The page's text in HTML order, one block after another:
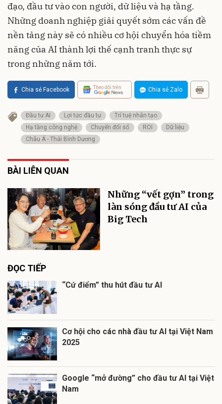
đạo, đầu tư vào con người, dữ liệu và hạ tầng.
Những doanh nghiệp giải quyết sớm các vấn đề
nền tảng này sẽ có nhiều cơ hội chuyển hóa tiềm
năng của AI thành lợi thế cạnh tranh thực sự
trong những năm tới.
Chia sẻ Facebook Theo dõi trên Chia sẻ Zalo
Đầu tư AI Lợi tức đầu tư
Trí tuệ nhân tạo
Hạ tầng công nghệ
Chuyển đổi số ROI
Dữ liệu
Châu Á - Thái Bình Dương
BÀI LIÊN QUAN
Những “vết gợn” trong
làn sóng đầu tư AI của
Big Tech
ĐỌC TIẾP
“Cứ điểm” thu hút đầu tư AI
Cơ hội cho các nhà đầu tư AI tại Việt Nam
2025
Google “mở đường” cho đầu tư AI tại Việt
Nam